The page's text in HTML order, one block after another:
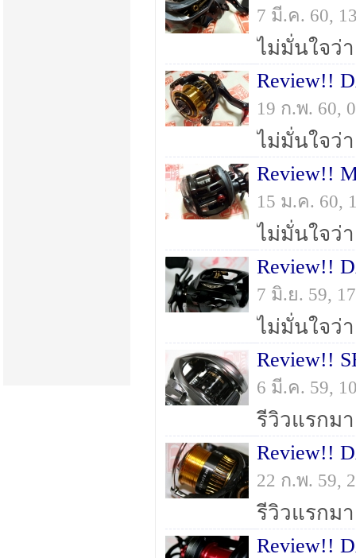
7 มี.ค. 60,
Review!!
19 ก.พ. 60,
Review!!
15 ม.ค. 60,
7 มิ.ย. 59,
6 มี.ค. 59,
Review!!
22 ก.พ. 59,
Review!!